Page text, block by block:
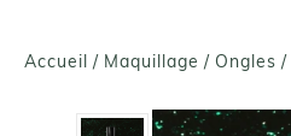
Accueil / Maquillage / Ongles /